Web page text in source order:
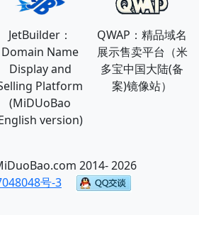
JetBuilder：
Domain Name
Display and
Platform
(MiDUoBao
version)
QWAP：精品域名
展示售卖平台（米
多宝中国大陆(备
案)镜像站）
2014- 2026
号-3